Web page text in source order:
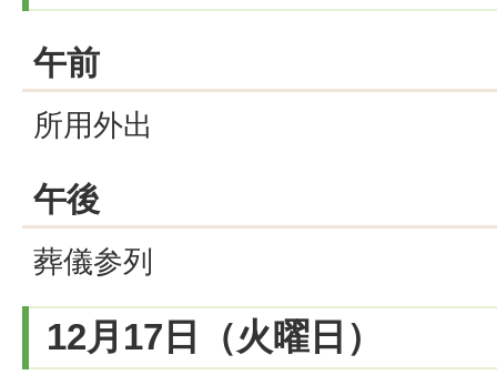
午前
所用外出
午後
葬儀参列
12月17日（火曜日）